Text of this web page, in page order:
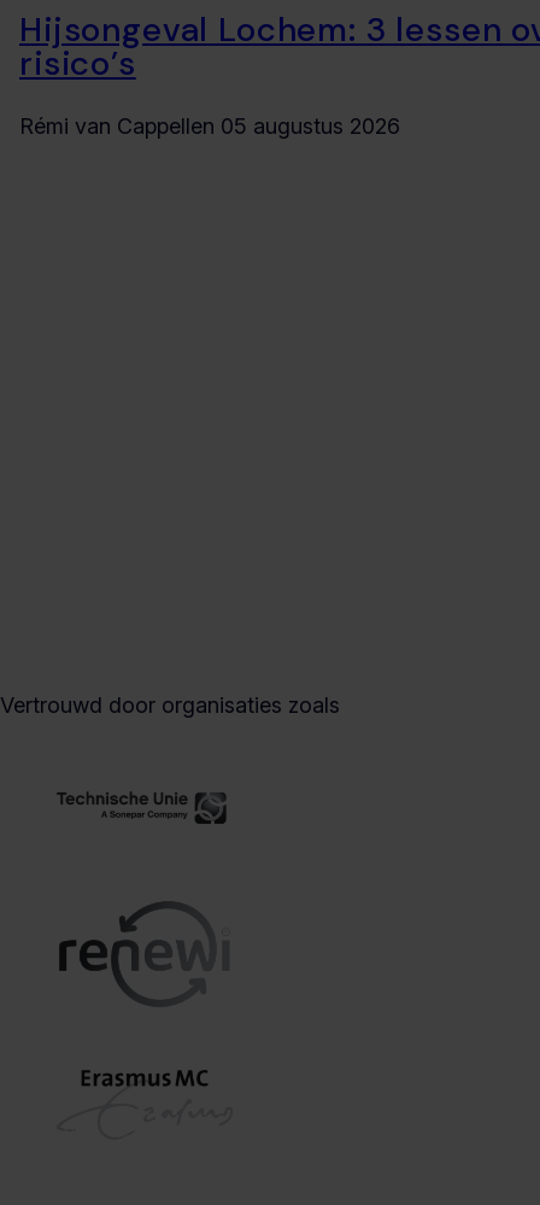
Hijsongeval Lochem: 3 lessen
risico’s
Rémi van Cappellen 05 augustus 2026
Vertrouwd door organisaties zoals